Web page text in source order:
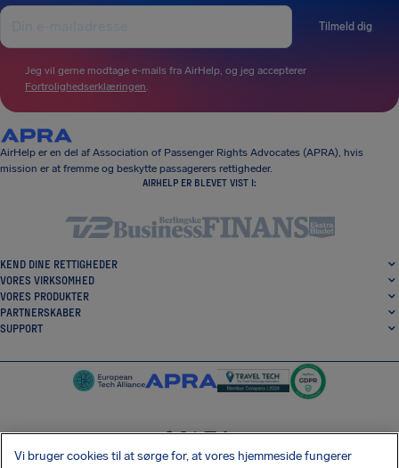
Tilmeld dig
Jeg vil gerne modtage e-mails fra AirHelp, og jeg accepterer
Fortrolighedserklæringen.
AirHelp er en del af Association of Passenger Rights Advocates (APRA), hvis
mission er at fremme og beskytte passagerers rettigheder.
AIRHELP ER BLEVET VIST I:
KEND DINE RETTIGHEDER
VORES VIRKSOMHED
VORES PRODUKTER
PARTNERSKABER
SUPPORT
SocialFacebook
SocialTwitter
SocialInstagram
SocialLinkedin
Vi bruger cookies til at sørge for, at vores hjemmeside fungerer